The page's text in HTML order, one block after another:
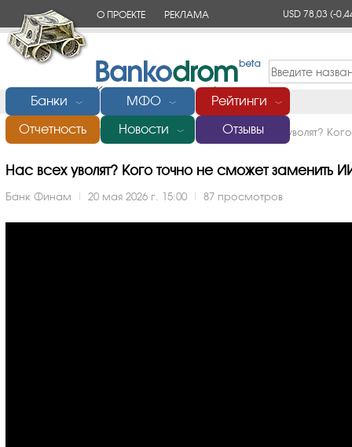
О ПРОЕКТЕ РЕКЛАМА USD 78,03(-
Банки ﹀ МФО ﹀ Рейтинги ﹀
Отчетность Новости ﹀ Отзывы
Главная/Банки России/Финам Видео/Нас всех уволят?
Нас всех уволят? Кого точно не сможет заменить
Банк Финам | 20 мая 2026 г. 15:00 | 87 просмотров